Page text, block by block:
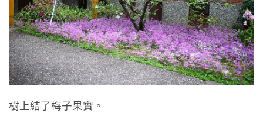
樹上結了梅子果實。